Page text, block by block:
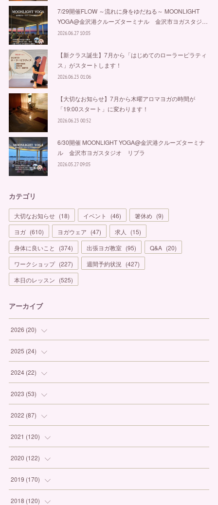
7/29開催FLOW ～流れに身をゆだねる～ MOONLIGHT
YOGA@金沢港クルーズターミナル 金沢市ヨガスタジ…
2026.06.27 10:05
【新クラス誕生】7月から「はじめてのローラーピラティ
ス」がスタートします！
2026.06.23 01:06
【大切なお知らせ】7月から木曜アロマヨガの時間が
「19:00スタート」に変わります！
2026.06.23 00:52
6/30開催 MOONLIGHT YOGA@金沢港クルーズターミナ
ル 金沢市ヨガスタジオ リブラ
2026.05.27 09:05
カテゴリ
大切なお知らせ (18) イベント (46) 箸休め (9)
ヨガ (610) ヨガウェア (47) 求人 (15)
身体に良いこと
(374) 出張ヨガ教室 (95) Q&A (20)
ワークショップ (227) 週間予約状況 (427)
本日のレッスン (525)
アーカイブ
2026 (20)
(1
(3
(6
(5
2025 (24)
(1
(7
(3
(4)
2024 (22)
(1
(1
(2)
(2)
2023 (53)
(6
(1)
(3)
(3)
2022 (87)
(12
(9)
(12
(8)
2021 (120)
(10
(11
(9)
2020 (122)
(9)
(13
2019 (170)
(19
2018 (120)